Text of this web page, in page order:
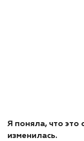
Я поняла, что это
изменилась.